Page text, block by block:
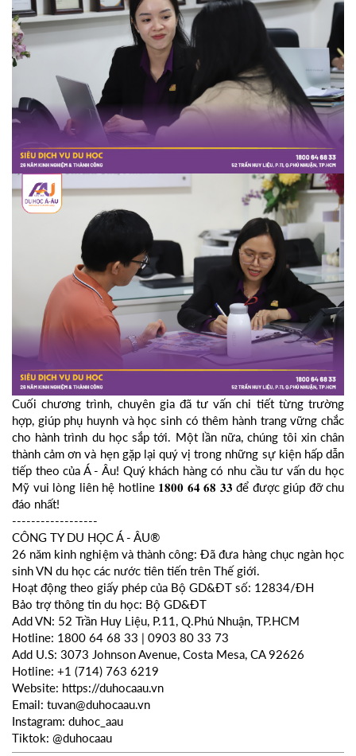
Cuối chương trình, chuyên gia đã tư vấn chi tiết từng trường
hợp, giúp phụ huynh và học sinh có thêm hành trang vững chắc
cho hành trình du học sắp tới. Một lần nữa, chúng tôi xin chân
thành cảm ơn và hẹn gặp lại quý vị trong những sự kiện hấp dẫn
tiếp theo của Á - Âu! Quý khách hàng có nhu cầu tư vấn du học
Mỹ vui lòng liên hệ hotline 𝟏𝟖𝟎𝟎 𝟔𝟒 𝟔𝟖 𝟑𝟑 để được giúp đỡ chu
đáo nhất!
------------------
CÔNG TY DU HỌC Á - ÂU®
26 năm kinh nghiệm và thành công: Đã đưa hàng chục ngàn học
sinh VN du học các nước tiên tiến trên Thế giới.
Hoạt động theo giấy phép của Bộ GD&ĐT số: 12834/ĐH
Bảo trợ thông tin du học: Bộ GD&ĐT
Add VN: 52 Trần Huy Liệu, P.11, Q.Phú Nhuận, TP.HCM
Hotline: 1800 64 68 33 | 0903 80 33 73
Add U.S: 3073 Johnson Avenue, Costa Mesa, CA 92626
Hotline: +1 (714) 763 6219
Website: https://duhocaau.vn
Email: tuvan@duhocaau.vn
Instagram: duhoc_aau
Tiktok: @duhocaau